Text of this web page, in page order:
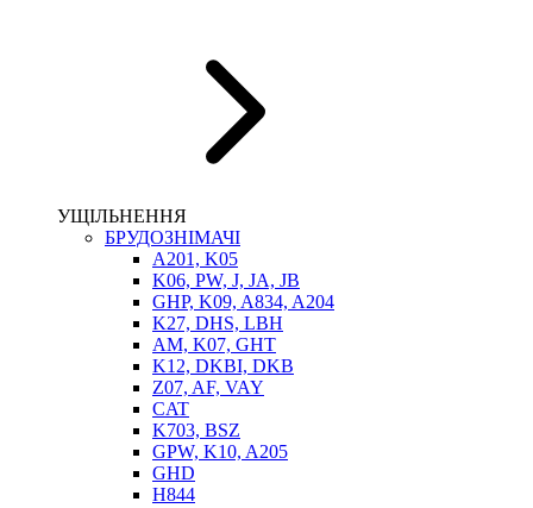
ГІДРОАКУМУЛЯТОРИ ТА КОМПЛЕКТУЮЧІ
ГІДРОФІКАЦІЯ ТЯГАЧІВ
КОНТРОЛЬНО-ВИМІРЮВАЛЬНА АПАРАТУРА
ВТУЛКИ
УЩІЛЬНЕННЯ
БРУДОЗНІМАЧІ
A201, K05
K06, PW, J, JA, JB
GHP, K09, A834, A204
K27, DHS, LBH
AM, K07, GHT
K12, DKBI, DKB
Z07, AF, VAY
CAT
K703, BSZ
GPW, K10, A205
GHD
H844